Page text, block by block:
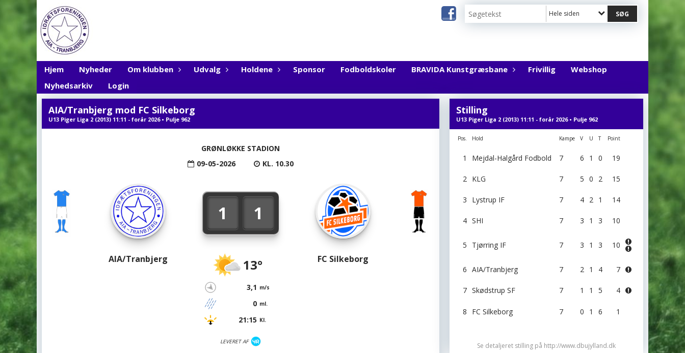
Hele siden
Hjem Nyheder Om klubben Udvalg Holdene Sponsor Fodboldskoler BRAVIDA Kunstgræsbane Frivillig
Webshop
Nyhedsarkiv
Login
AIA/Tranbjerg mod FC Silkeborg
U13 Piger Liga 2 (2013) 11:11 - forår 2026 • Pulje 962
GRØNLØKKE STADION
09-05-2026
KL. 10.30
AIA/Tranbjerg
1 1
13°
3,1 m/s
0 ml.
21:15 Kl.
LEVERET AF
FC Silkeborg
Stilling
U13 Piger Liga 2 (2013) 11:11 - forår 2026 • Pulje 962
Pos. Hold Kampe V U T Point
1 Mejdal-Halgård Fodbold 7 6 1 0 19
2 KLG 7 5 0 2 15
3 Lystrup IF 7 4 2 1 14
4 SHI 7 3 1 3 10
5 Tjørring IF 7 3 1 3 10
6 AIA/Tranbjerg 7 2 1 4 7
7 Skødstrup SF 7 1 1 5 4
8 FC Silkeborg 7 0 1 6 1
Se detaljeret stilling på http://www.dbujylland.dk